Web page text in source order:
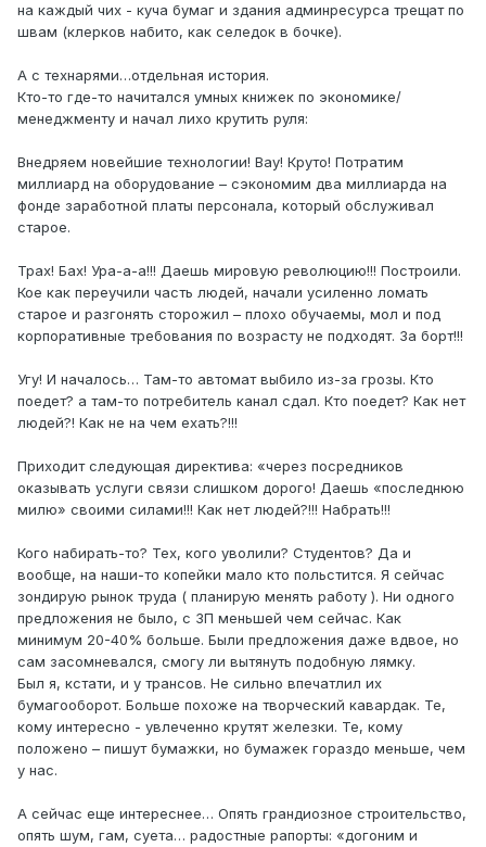
на каждый чих - куча бумаг и здания админресурса трещат по
швам (клерков набито, как селедок в бочке).
А с технарями…отдельная история.
Кто-то где-то начитался умных книжек по экономике/
менеджменту и начал лихо крутить руля:
Внедряем новейшие технологии! Вау! Круто! Потратим
миллиард на оборудование – сэкономим два миллиарда на
фонде заработной платы персонала, который обслуживал
старое.
Трах! Бах! Ура-а-а!!! Даешь мировую революцию!!! Построили.
Кое как переучили часть людей, начали усиленно ломать
старое и разгонять сторожил – плохо обучаемы, мол и под
корпоративные требования по возрасту не подходят. За борт!!!
Угу! И началось… Там-то автомат выбило из-за грозы. Кто
поедет? а там-то потребитель канал сдал. Кто поедет? Как нет
людей?! Как не на чем ехать?!!!
Приходит следующая директива: «через посредников
оказывать услуги связи слишком дорого! Даешь «последнюю
милю» своими силами!!! Как нет людей?!!! Набрать!!!
Кого набирать-то? Тех, кого уволили? Студентов? Да и
вообще, на наши-то копейки мало кто польстится. Я сейчас
зондирую рынок труда ( планирую менять работу ). Ни одного
предложения не было, с ЗП меньшей чем сейчас. Как
минимум 20-40% больше. Были предложения даже вдвое, но
сам засомневался, смогу ли вытянуть подобную лямку.
Был я, кстати, и у трансов. Не сильно впечатлил их
бумагооборот. Больше похоже на творческий кавардак. Те,
кому интересно - увлеченно крутят железки. Те, кому
положено – пишут бумажки, но бумажек гораздо меньше, чем
у нас.
А сейчас еще интереснее… Опять грандиозное строительство,
опять шум, гам, суета… радостные рапорты: «догоним и